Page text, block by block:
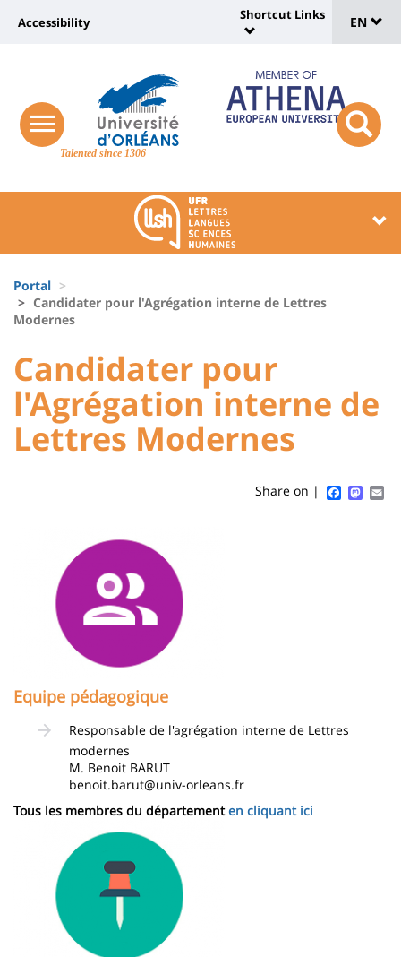
Site
Talented since 1306
Recherche
responsive
menu
Université
vers
page
Accessibility
:
Shortcut
Links
Shortcut Links
de
EN
Block
liste
des
composantes
d'Ariane
Portal
Candidater pour l'Agrégation interne de Lettres
Modernes
University
:
Sidebar
University
:
Main
content
Titre
de
Candidater pour
l'Agrégation interne de
Lettres Modernes
Share on |
Contenu
page
principale
Equipe pédagogique
Responsable de l'agrégation interne de Lettres
modernes
M. Benoit BARUT
benoit.barut@univ-orleans.fr
Tous les membres du départementen cliquant ici